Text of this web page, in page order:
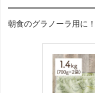
朝食のグラノーラ用に！